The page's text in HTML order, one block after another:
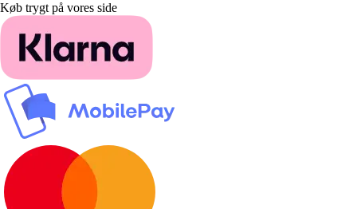
Køb trygt på vores side